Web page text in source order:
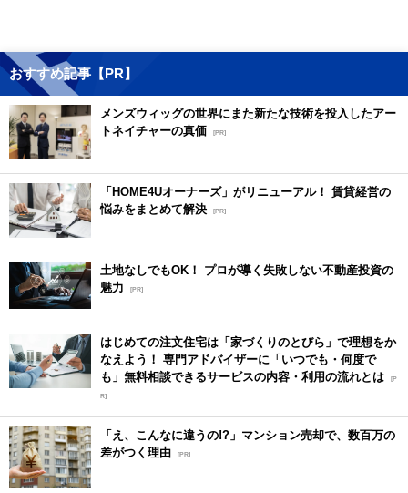
おすすめ記事【PR】
メンズウィッグの世界にまた新たな技術を投入したアー
トネイチャーの真価 [PR]
「HOME4Uオーナーズ」がリニューアル！ 賃貸経営の
悩みをまとめて解決 [PR]
土地なしでもOK！ プロが導く失敗しない不動産投資の
魅力
[PR]
はじめての注文住宅は「家づくりのとびら」で理想をか
なえよう！ 専門アドバイザーに「いつでも・何度で
も」無料相談できるサービスの内容・利用の流れとは [P
R]
「え、こんなに違うの!?」マンション売却で、数百万の
差がつく理由 [PR]